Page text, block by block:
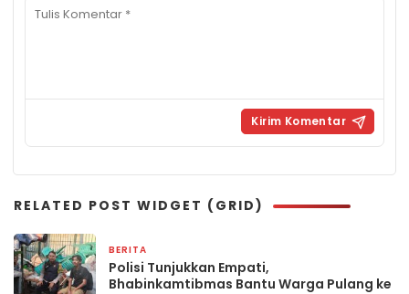
RELATED POST WIDGET (GRID)
BERITA
Polisi Tunjukkan Empati,
Bhabinkamtibmas Bantu Warga Pulang ke